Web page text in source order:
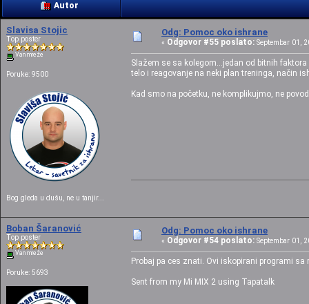
Autor
Slavisa Stojic
Top poster
Van mreže
Poruke: 9500
Bog gleda u dušu, ne u tanjir...
Odg: Pomoc oko ishrane
« Odgovor #55 poslato: Septembar 01,
Slažem se sa kolegom...jedan od bitnih
telo i reagovanje na neki plan treninga, način
Kad smo na početku, ne komplikujmo, ne
Boban Šaranović
Top poster
Van mreže
Poruke: 5693
Odg: Pomoc oko ishrane
« Odgovor #54 poslato: Septembar 01,
Probaj pa ces znati. Ovi iskopirani programi
Sent from my Mi MIX 2 using Tapatalk